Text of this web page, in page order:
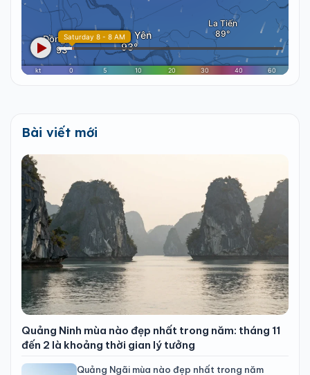
Bài viết mới
Quảng Ninh mùa nào đẹp nhất trong năm: tháng 11
đến 2 là khoảng thời gian lý tưởng
Quảng Ngãi mùa nào đẹp nhất trong năm